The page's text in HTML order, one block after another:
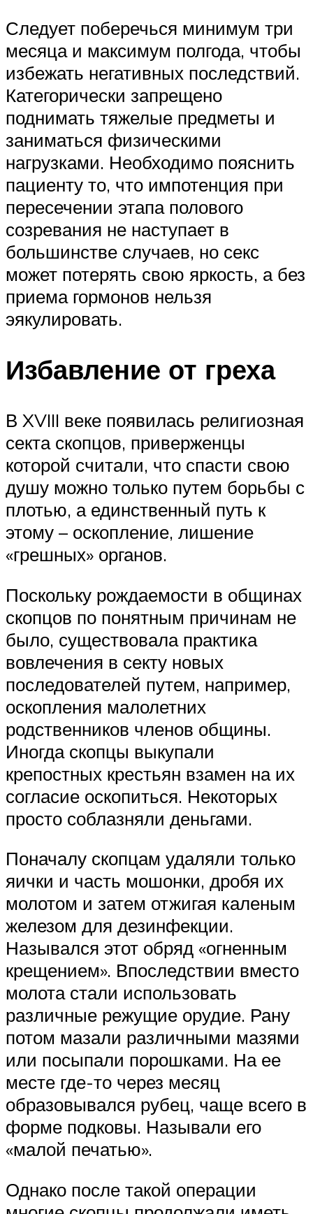
Следует поберечься минимум три
месяца и максимум полгода, чтобы
избежать негативных последствий.
Категорически запрещено
поднимать тяжелые предметы и
заниматься физическими
нагрузками. Необходимо пояснить
пациенту то, что импотенция при
пересечении этапа полового
созревания не наступает в
большинстве случаев, но секс
может потерять свою яркость, а без
приема гормонов нельзя
эякулировать.
Избавление от греха
В XVIII веке появилась религиозная
секта скопцов, приверженцы
которой считали, что спасти свою
душу можно только путем борьбы с
плотью, а единственный путь к
этому – оскопление, лишение
«грешных» органов.
Поскольку рождаемости в общинах
скопцов по понятным причинам не
было, существовала практика
вовлечения в секту новых
последователей путем, например,
оскопления малолетних
родственников членов общины.
Иногда скопцы выкупали
крепостных крестьян взамен на их
согласие оскопиться. Некоторых
просто соблазняли деньгами.
Поначалу скопцам удаляли только
яички и часть мошонки, дробя их
молотом и затем отжигая каленым
железом для дезинфекции.
Назывался этот обряд «огненным
крещением». Впоследствии вместо
молота стали использовать
различные режущие орудие. Рану
потом мазали различными мазями
или посыпали порошками. На ее
месте где-то через месяц
образовывался рубец, чаще всего в
форме подковы. Называли его
«малой печатью».
Однако после такой операции